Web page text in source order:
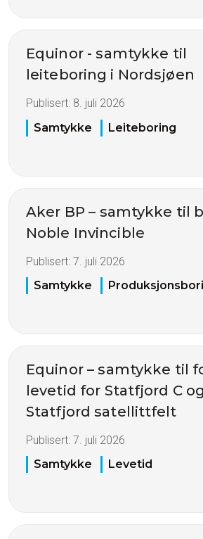
Equinor - samtykke til
leiteboring i Nordsjøen
Publisert: 8. juli 2026
Samtykke
Leiteboring
Aker BP – samtykke til
Noble Invincible
Publisert: 7. juli 2026
Samtykke
Equinor – samtykke til
levetid for Statfjord C og
Statfjord satellittfelt
Publisert: 7. juli 2026
Samtykke
Levetid